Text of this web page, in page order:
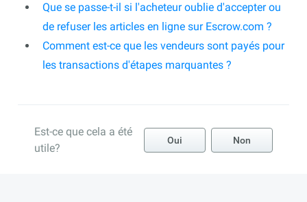
Que se passe-t-il si l'acheteur oublie d'accepter ou
de refuser les articles en ligne sur Escrow.com ?
Comment est-ce que les vendeurs sont payés pour
les transactions d'étapes marquantes ?
Est-ce que cela a été
utile?
Oui Non